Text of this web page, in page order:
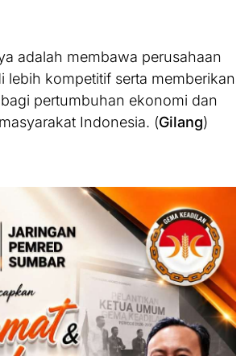
adalah membawa perusahaan
lebih kompetitif serta memberikan
pertumbuhan ekonomi dan
Indonesia. (Gilang)